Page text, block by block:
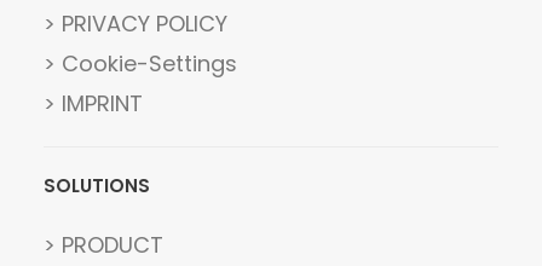
> PRIVACY POLICY
> Cookie-Settings
> IMPRINT
SOLUTIONS
> PRODUCT